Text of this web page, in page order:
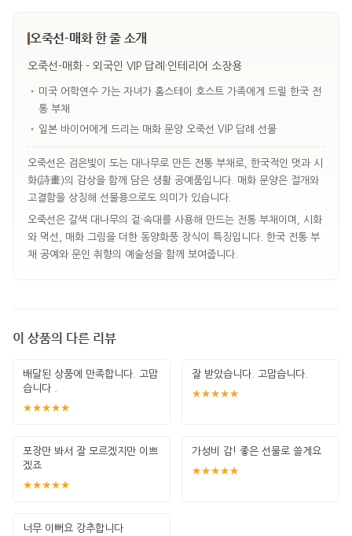
오죽선-매화 한 줄 소개
오죽선-매화 - 외국인 VIP 답례·인테리어 소장용
• 미국 어학연수 가는 자녀가 홈스테이 호스트 가족에게 드릴 한국 전
통 부채
• 일본 바이어에게 드리는 매화 문양 오죽선 VIP 답례 선물
오죽선은 검은빛이 도는 대나무로 만든 전통 부채로, 한국적인 멋과 시
화(詩畫)의 감상을 함께 담은 생활 공예품입니다. 매화 문양은 절개와
고결함을 상징해 선물용으로도 의미가 있습니다.
오죽선은 갈색 대나무의 겉·속대를 사용해 만드는 전통 부채이며, 시화
와 먹선, 매화 그림을 더한 동양화풍 장식이 특징입니다. 한국 전통 부
채 공예와 문인 취향의 예술성을 함께 보여줍니다.
이 상품의 다른 리뷰
배달된 상품에 만족합니다. 고맙
습니다 .
★★★★★
잘 받았습니다. 고맙습니다.
★★★★★
포장만 봐서 잘 모르겠지만 이쁘
겠죠
★★★★★
가성비 갑! 좋은 선물로 쓸게요
★★★★★
너무 이뻐요 강추합니다